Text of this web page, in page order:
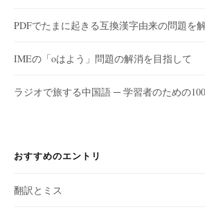
PDFでたまに起きる互換漢字由来の問題を
IMEの「oはよう」問題の解消を目指して
ラジオで旅する中国語 ─ 学習者のための
おすすめのエントリ
翻訳とミス